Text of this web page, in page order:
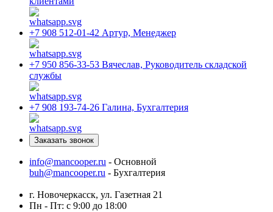
+7 908 512-01-42 Артур, Менеджер
+7 950 856-33-53 Вячеслав, Руководитель складской
службы
+7 908 193-74-26 Галина, Бухгалтерия
Заказать звонок
info@mancooper.ru - Основной
buh@mancooper.ru - Бухгалтерия
г. Новочеркасск, ул. Газетная 21
Пн - Пт: с 9:00 до 18:00